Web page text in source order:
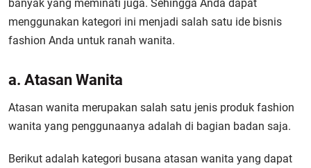
banyak yang meminati juga. Sehingga Anda dapat
menggunakan kategori ini menjadi salah satu ide bisnis
fashion Anda untuk ranah wanita.
a. Atasan Wanita
Atasan wanita merupakan salah satu jenis produk fashion
wanita yang penggunaanya adalah di bagian badan saja.
Berikut adalah kategori busana atasan wanita yang dapat